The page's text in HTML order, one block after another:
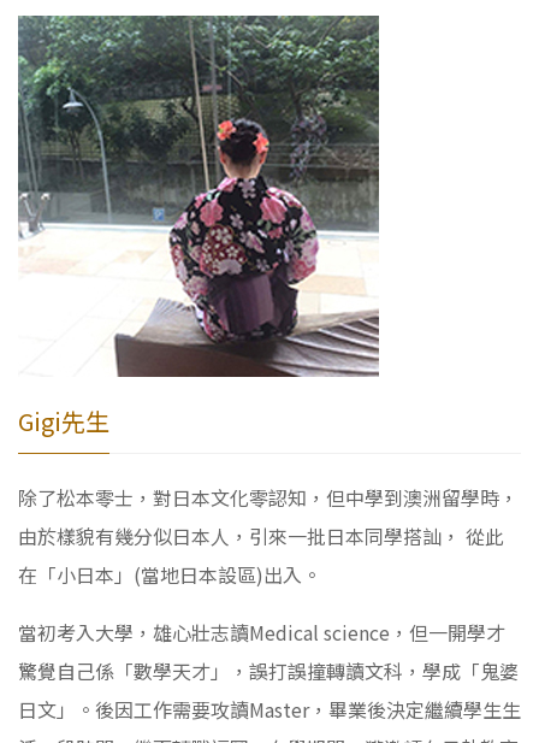
Gigi先生
除了松本零士，對日本文化零認知，但中學到澳洲留學時，
由於樣貌有幾分似日本人，引來一批日本同學搭訕， 從此
在「小日本」(當地日本設區)出入。
當初考入大學，雄心壯志讀Medical science，但一開學才
驚覺自己係「數學天才」，誤打誤撞轉讀文科，學成「鬼婆
日文」。後因工作需要攻讀Master，畢業後決定繼續學生生